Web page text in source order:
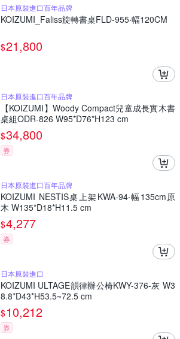
日本原裝進口百年品牌
KOIZUMI_Faliss旋轉書桌FLD-955‧幅120CM
$21,800
日本原裝進口百年品牌
【KOIZUMI】Woody Compact兒童成長實木書
桌組ODR-826 W95*D76*H123 cm
$34,800
券
日本原裝進口百年品牌
KOIZUMI NESTIS桌上架KWA-94‧幅135cm原
木 W135*D18*H11.5 cm
$4,277
券
日本原裝進口
KOIZUMI ULTAGE韻律辦公椅KWY-376-灰 W3
8.8*D43*H53.5~72.5 cm
$10,212
券